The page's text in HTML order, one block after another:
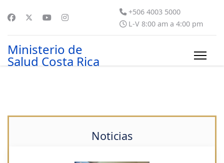
+506 4003 5000
L-V 8:00 am a 4:00 pm
Ministerio de
Salud Costa Rica
Noticias